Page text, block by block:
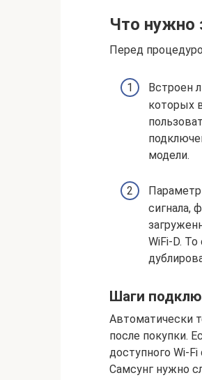
Что нужно
Перед
Встроен
которых
модели.
сигнала,
WiFi-D.
Шаги
Автоматически
после покупки.
доступного Wi-
Самсунг нужно